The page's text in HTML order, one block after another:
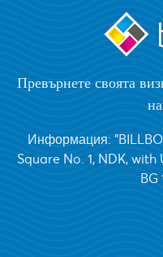
Превърнете своята
Информация:
Square No. 1, NDK, with
BG